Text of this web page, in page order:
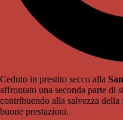
Ceduto in prestito secco alla
affrontato una seconda parte di
contribuendo alla salvezza
buone prestazioni.